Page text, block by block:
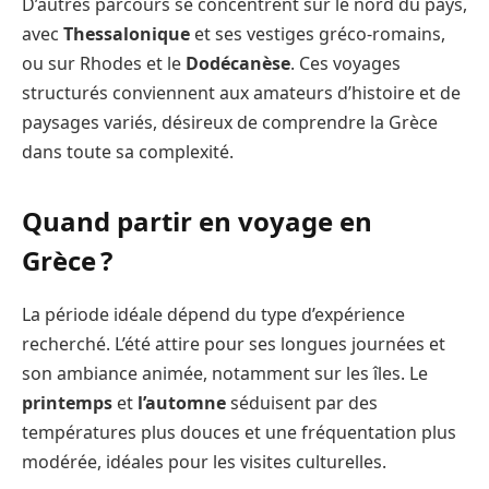
avec Thessalonique et ses vestiges gréco-romains,
ou sur Rhodes et le Dodécanèse. Ces voyages
structurés conviennent aux amateurs d’histoire et de
paysages variés, désireux de comprendre la Grèce
dans toute sa complexité.
Quand partir en voyage en
Grèce ?
La période idéale dépend du type d’expérience
recherché. L’été attire pour ses longues journées et
son ambiance animée, notamment sur les îles. Le
printemps et l’automneséduisent par des
températures plus douces et une fréquentation plus
modérée, idéales pour les visites culturelles.